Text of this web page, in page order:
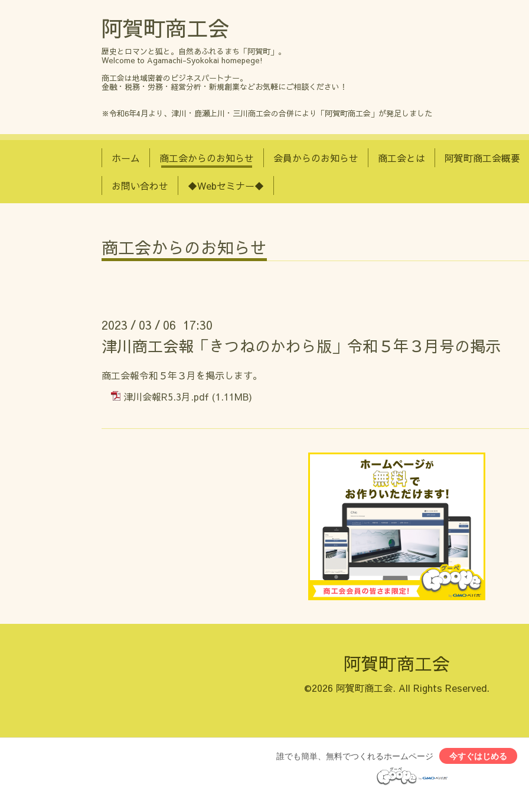
阿賀町商工会
歴史とロマンと狐と。自然あふれるまち「阿賀町」。
Welcome to Agamachi-Syokokai homepege!
商工会は地域密着のビジネスパートナー。
金融・税務・労務・経営分析・新規創業などお気軽にご相談ください！
※令和6年4月より、津川・鹿瀬上川・三川商工会の合併により「阿賀町商工会」が発足しました
ホーム 商工会からのお知らせ 会員からのお知らせ 商工会とは 阿賀町商工会概要
お問い合わせ ◆Webセミナー◆
商工会からのお知らせ
2023 / 03 / 06 17:30
津川商工会報「きつねのかわら版」令和５年３月号の掲示
商工会報令和５年３月を掲示します。
津川会報R5.3月.pdf (1.11MB)
阿賀町商工会
©2026 阿賀町商工会. All Rights Reserved.
誰でも簡単、無料でつくれるホームページ 今すぐはじめる